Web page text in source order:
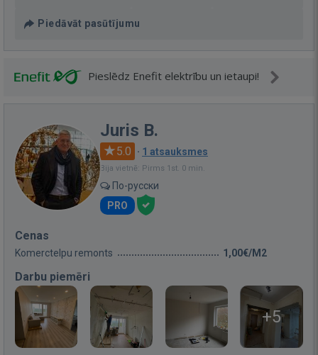
Piedāvāt pasūtījumu
Pieslēdz Enefit elektrību un ietaupi!
Juris B.
5.0 · 1 atsauksmes
Bija vietnē: Pirms 1st. 0 min.
По-русски
PRO
Cenas
Komerctelpu remonts 1,00€/M2
Darbu piemēri
+5